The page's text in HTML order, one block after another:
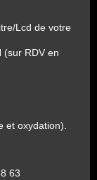
Lcd de votre
(sur RDV en
et oxydation).
63